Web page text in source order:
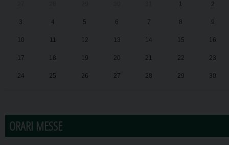
1 2
3 4 5 6 7 8 9
10 11 12 13 14 15 16
17 18 19 20 21 22 23
24 25 26 27 28 29 30
ORARI MESSE